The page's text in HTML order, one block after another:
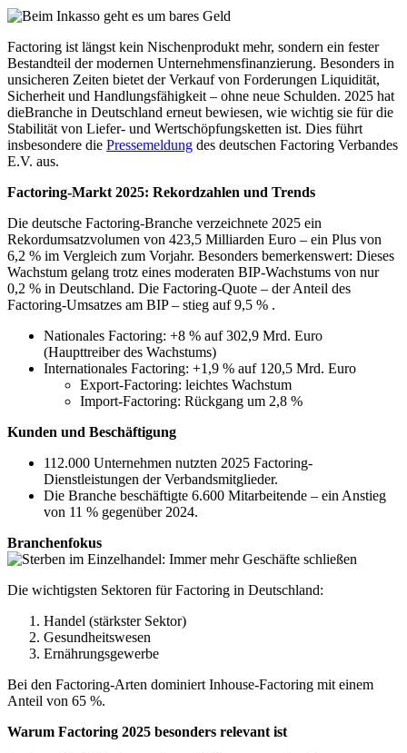
Factoring ist längst kein Nischenprodukt mehr, sondern ein fester
Bestandteil der modernen Unternehmensfinanzierung. Besonders in
unsicheren Zeiten bietet der Verkauf von Forderungen Liquidität,
Sicherheit und Handlungsfähigkeit – ohne neue Schulden. 2025 hat
dieBranche in Deutschland erneut bewiesen, wie wichtig sie für die
Stabilität von Liefer- und Wertschöpfungsketten ist. Dies führt
insbesondere die Pressemeldung des deutschen Factoring Verbandes
E.V. aus.
Factoring-Markt 2025: Rekordzahlen und Trends
Die deutsche Factoring-Branche verzeichnete 2025 ein
Rekordumsatzvolumen von 423,5 Milliarden Euro – ein Plus von
6,2 % im Vergleich zum Vorjahr. Besonders bemerkenswert: Dieses
Wachstum gelang trotz eines moderaten BIP-Wachstums von nur
0,2 % in Deutschland. Die Factoring-Quote – der Anteil des
Factoring-Umsatzes am BIP – stieg auf 9,5 % .
Nationales Factoring: +8 % auf 302,9 Mrd. Euro
(Haupttreiber des Wachstums)
Internationales Factoring: +1,9 % auf 120,5 Mrd. Euro
Export-Factoring: leichtes Wachstum
Import-Factoring: Rückgang um 2,8 %
Kunden und Beschäftigung
112.000 Unternehmen nutzten 2025 Factoring-
Dienstleistungen der Verbandsmitglieder.
Die Branche beschäftigte 6.600 Mitarbeitende – ein Anstieg
von 11 % gegenüber 2024.
Branchenfokus
Die wichtigsten Sektoren für Factoring in Deutschland:
Handel (stärkster Sektor)
Gesundheitswesen
Ernährungsgewerbe
Bei den Factoring-Arten dominiert Inhouse-Factoring mit einem
Anteil von 65 %.
Warum Factoring 2025 besonders relevant ist